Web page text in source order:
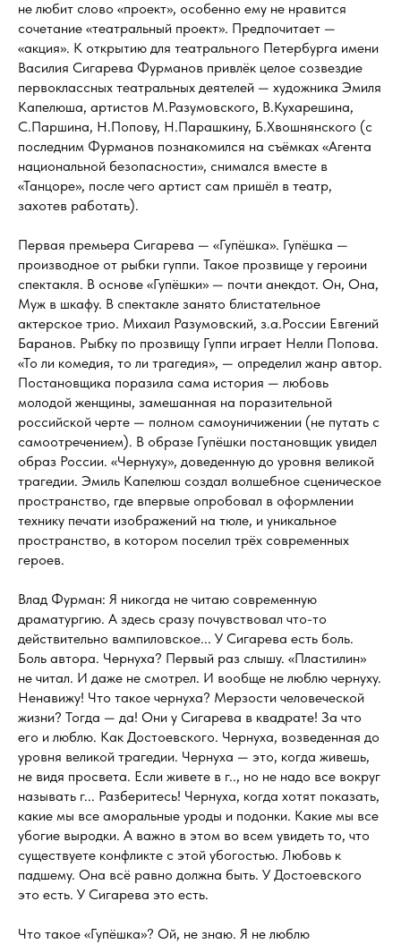
не любит слово «проект», особенно ему не нравится
сочетание «театральный проект». Предпочитает —
«акция». К открытию для театрального Петербурга имени
Василия Сигарева Фурманов привлёк целое созвездие
первоклассных театральных деятелей — художника Эмиля
Капелюша, артистов М.Разумовского, В.Кухарешина,
С.Паршина, Н.Попову, Н.Парашкину, Б.Хвошнянского (с
последним Фурманов познакомился на съёмках «Агента
национальной безопасности», снимался вместе в
«Танцоре», после чего артист сам пришёл в театр,
захотев работать).
Первая премьера Сигарева — «Гупёшка». Гупёшка —
производное от рыбки гуппи. Такое прозвище у героини
спектакля. В основе «Гупёшки» — почти анекдот. Он, Она,
Муж в шкафу. В спектакле занято блистательное
актерское трио. Михаил Разумовский, з.а.России Евгений
Баранов. Рыбку по прозвищу Гуппи играет Нелли Попова.
«То ли комедия, то ли трагедия», — определил жанр автор.
Постановщика поразила сама история — любовь
молодой женщины, замешанная на поразительной
российской черте — полном самоуничижении (не путать с
самоотречением). В образе Гупёшки постановщик увидел
образ России. «Чернуху», доведенную до уровня великой
трагедии. Эмиль Капелюш создал волшебное сценическое
пространство, где впервые опробовал в оформлении
технику печати изображений на тюле, и уникальное
пространство, в котором поселил трёх современных
героев.
Влад Фурман: Я никогда не читаю современную
драматургию. А здесь сразу почувствовал что-то
действительно вампиловское... У Сигарева есть боль.
Боль автора. Чернуха? Первый раз слышу. «Пластилин»
не читал. И даже не смотрел. И вообще не люблю чернуху.
Ненавижу! Что такое чернуха? Мерзости человеческой
жизни? Тогда — да! Они у Сигарева в квадрате! За что
его и люблю. Как Достоевского. Чернуха, возведенная до
уровня великой трагедии. Чернуха — это, когда живешь,
не видя просвета. Если живете в г.., но не надо все вокруг
называть г... Разберитесь! Чернуха, когда хотят показать,
какие мы все аморальные уроды и подонки. Какие мы все
убогие выродки. А важно в этом во всем увидеть то, что
существуете конфликте с этой убогостью. Любовь к
падшему. Она всё равно должна быть. У Достоевского
это есть. У Сигарева это есть.
Что такое «Гупёшка»? Ой, не знаю. Я не люблю